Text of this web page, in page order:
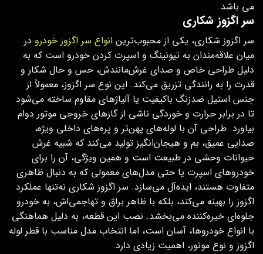
می باشد.
سر اگزوز شکاری
سر اگزوز شکاری، یکی از محبوب‌ترین انواع سر اگزوز خودرو در
میان علاقه‌مندان به تیونینگ و اسپرت کردن خودرو است که به
دلیل طراحی خاص و صدای غرش‌مانندش، حس و حال شکار و
قدرت را به رانندگی تزریق می‌کند. این نوع سر اگزوز، معمولاً از
جنس استیل ضدزنگ باکیفیت یا آلیاژهای مقاوم ساخته می‌شود
تا در برابر حرارت و خوردگی ناشی از گازهای خروجی موتور دوام
بیاورد. طراحی آن با لوله‌های پهن‌تر و پره‌های داخلی ویژه،
صدایی عمیق، بم و هیجان‌انگیز تولید می‌کند که شبیه غرش
حیوانات وحشی در طبیعت است و همین ویژگی، آن را برای
خودروهای اسپرت یا حتی مدل‌های معمولی که به دنبال ظاهری
متفاوت هستند، ایده‌آل می‌سازد. سر اگزوز شکاری نه‌تنها عملکرد
اگزوز را بهینه می‌کند، بلکه با ظاهر براق و تهاجمی‌اش، به خودرو
جلوه‌ای خیره‌کننده می‌بخشد. نصب این قطعه، به دلیل هماهنگی
با انواع خودروها، آسان است، اما انتخاب مدل مناسب با قطر لوله
اگزوز و نوع موتور، اهمیت زیادی دارد.